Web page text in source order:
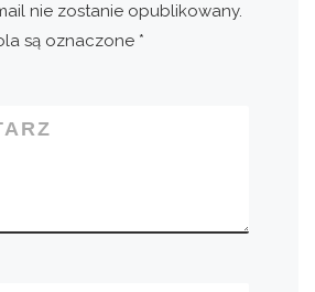
nie zostanie opublikowany.
są oznaczone *